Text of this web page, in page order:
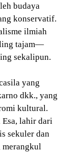
budaya
konservatif.
ilmiah
tajam—
sekalipun.
yang
dkk., yang
kultural.
Esa, lahir dari
sekuler dan
merangkul